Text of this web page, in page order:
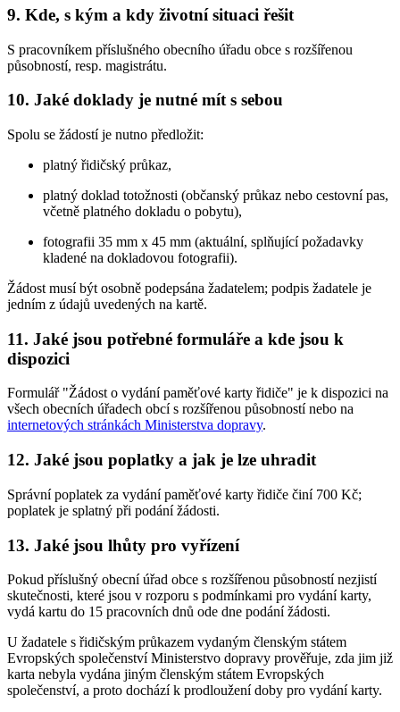
9. Kde, s kým a kdy životní situaci řešit
S pracovníkem příslušného obecního úřadu obce s rozšířenou
působností, resp. magistrátu.
10. Jaké doklady je nutné mít s sebou
Spolu se žádostí je nutno předložit:
platný řidičský průkaz,
platný doklad totožnosti (občanský průkaz nebo cestovní pas,
včetně platného dokladu o pobytu),
fotografii 35 mm x 45 mm (aktuální, splňující požadavky
kladené na dokladovou fotografii).
Žádost musí být osobně podepsána žadatelem; podpis žadatele je
jedním z údajů uvedených na kartě.
11. Jaké jsou potřebné formuláře a kde jsou k
dispozici
Formulář "Žádost o vydání paměťové karty řidiče" je k dispozici na
všech obecních úřadech obcí s rozšířenou působností nebo na
internetových stránkách Ministerstva dopravy.
12. Jaké jsou poplatky a jak je lze uhradit
Správní poplatek za vydání paměťové karty řidiče činí 700 Kč;
poplatek je splatný při podání žádosti.
13. Jaké jsou lhůty pro vyřízení
Pokud příslušný obecní úřad obce s rozšířenou působností nezjistí
skutečnosti, které jsou v rozporu s podmínkami pro vydání karty,
vydá kartu do 15 pracovních dnů ode dne podání žádosti.
U žadatele s řidičským průkazem vydaným členským státem
Evropských společenství Ministerstvo dopravy prověřuje, zda jim již
karta nebyla vydána jiným členským státem Evropských
společenství, a proto dochází k prodloužení doby pro vydání karty.